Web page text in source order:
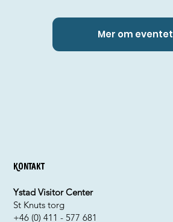
Mer om eventet
Kontakt
Ystad Visitor Center
St Knuts torg
+46 (0) 411 - 577 681